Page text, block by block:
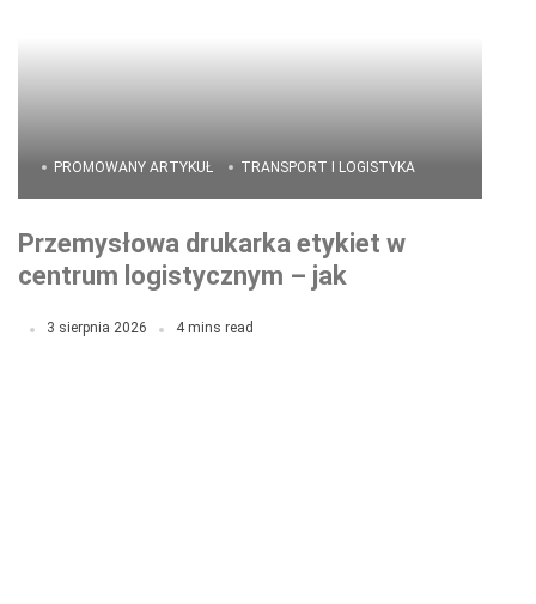
PROMOWANY ARTYKUŁ TRANSPORT I LOGISTYKA
Przemysłowa drukarka etykiet w
centrum logistycznym – jak
3 sierpnia 2026 4 mins read